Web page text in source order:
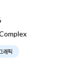
래픽